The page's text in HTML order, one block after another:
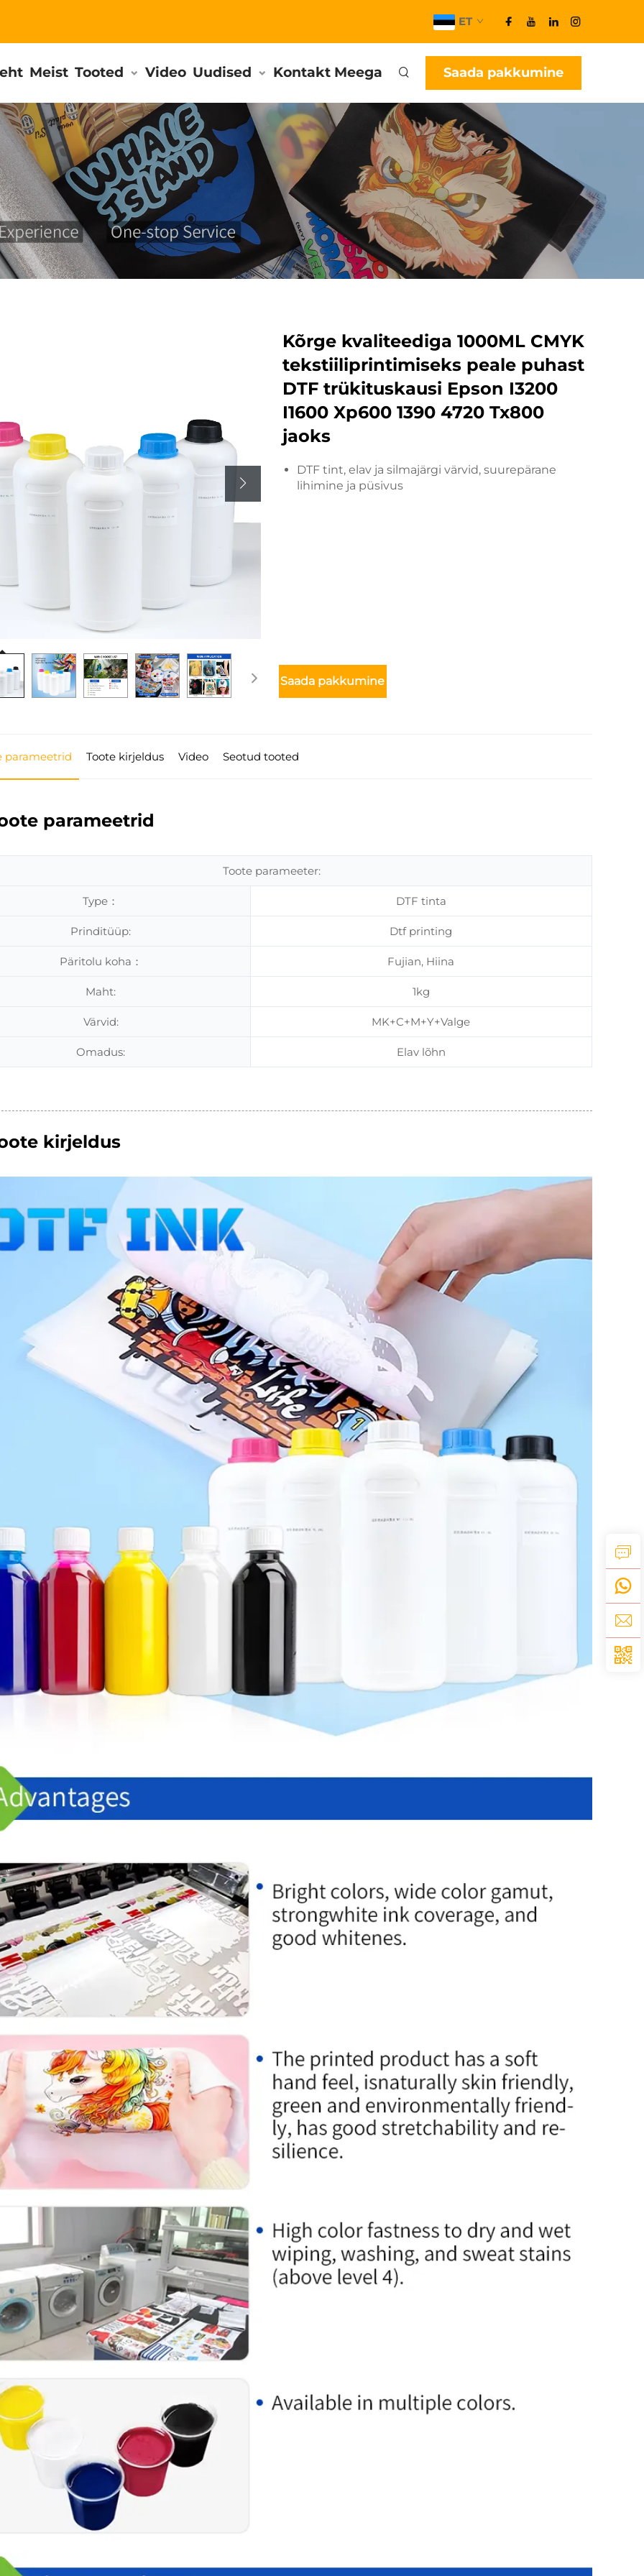
ET
Meist Tooted Video Uudised Kontakt Meega Saada pakkumine
Kõrge kvaliteediga 1000ML CMYK
tekstiiliprintimiseks peale puhast
DTF trükituskausi Epson I3200
I1600 Xp600 1390 4720 Tx800
jaoks
DTF tint, elav ja silmajärgi värvid, suurepärane
lihimine ja püsivus
Saada pakkumine
parameetrid Toote kirjeldus Video Seotud tooted
parameetrid
Toote parameeter:
Type： DTF tinta
Prinditüüp: Dtf printing
Päritolu koha： Fujian, Hiina
Maht: 1kg
Värvid: MK+C+M+Y+Valge
Omadus: Elav lõhn
kirjeldus